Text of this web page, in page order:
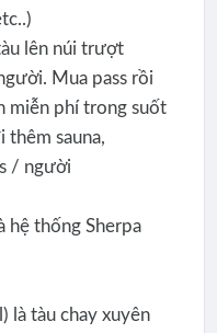
lên núi trượt
Mua pass rồi
miễn phí trong suốt
thêm sauna,
/ người
hệ thống Sherpa
là tàu chay xuyên